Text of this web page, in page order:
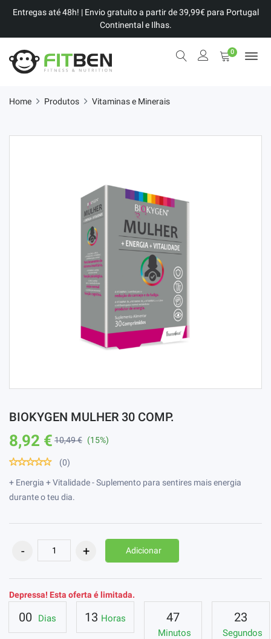
Entregas até 48h! | Envio gratuito a partir de 39,99€ para Portugal
Continental e Ilhas.
0
Home Produtos Vitaminas e Minerais
BIOKYGEN MULHER 30 COMP.
8,92 € 10,49 € (15%)
(0)
+ Energia + Vitalidade - Suplemento para sentires mais energia
durante o teu dia.
Adicionar
Depressa! Esta oferta é limitada.
00 Dias 13 Horas 47
Minutos
23
Segundos